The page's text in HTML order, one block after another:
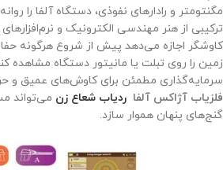
مگنتومتر و رادارهای نفوذی، دستگاه آلفا را
ترکیبی از هنر مهندسی الکترونیک و
کاوشگر اجازه می‌دهد پیش از شروع هرگونه
زمین را روی تبلت یا مانیتور دستگاه مشاهده
سرمایه‌گذاری مطمئن برای کاوش‌های عمیق و
فلزیاب آژاکس آلفا ردیاب شعاع زن می‌تواند
گنج‌های پنهان هموار سازد.